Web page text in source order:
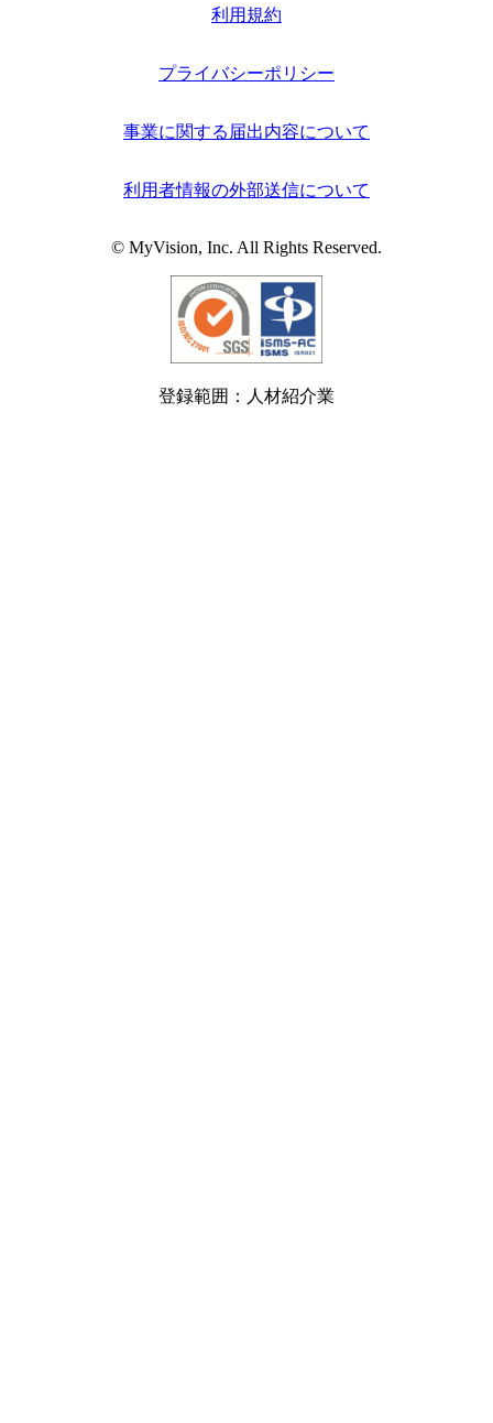
利用規約
プライバシーポリシー
事業に関する届出内容について
利用者情報の外部送信について
© MyVision, Inc. All Rights Reserved.
登録範囲：人材紹介業